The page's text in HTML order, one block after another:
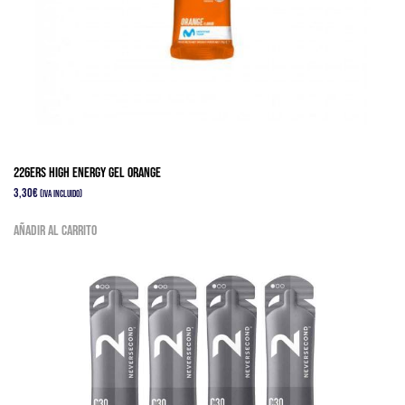
226ERS HIGH ENERGY GEL ORANGE
3,30€(IVA Incluido)
Añadir al carrito